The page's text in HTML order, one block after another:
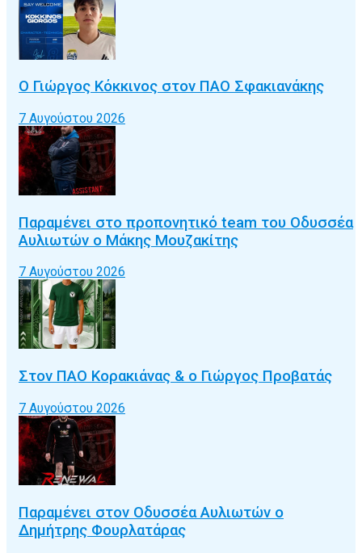
Ο Γιώργος Κόκκινος στον ΠΑΟ Σφακιανάκης
7 Αυγούστου 2026
Παραμένει στο προπονητικό team του Οδυσσέα
Αυλιωτών ο Μάκης Μουζακίτης
7 Αυγούστου 2026
Στον ΠΑΟ Κορακιάνας & ο Γιώργος Προβατάς
7 Αυγούστου 2026
Παραμένει στον Οδυσσέα Αυλιωτών ο
Δημήτρης Φουρλατάρας